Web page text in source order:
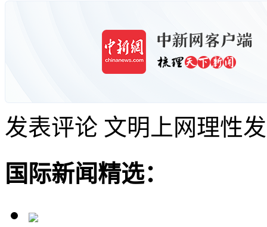
发表评论 文明上网理性
国际新闻精选：